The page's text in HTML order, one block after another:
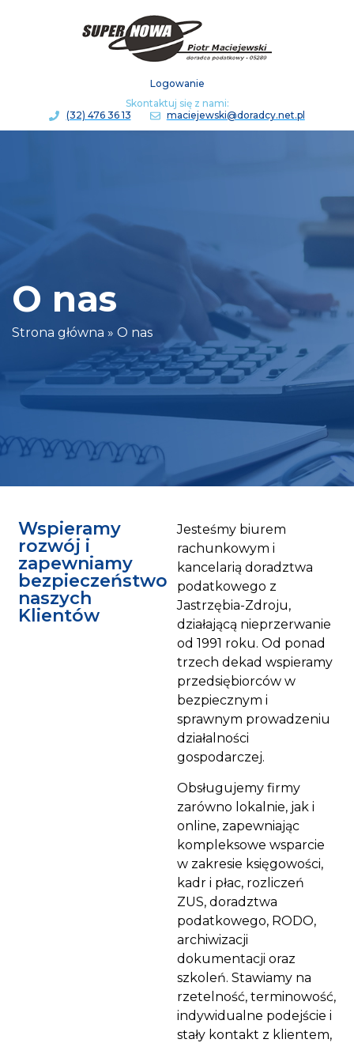
Logowanie
Skontaktuj się z nami:
(32) 476 36 13
maciejewski@doradcy.net.pl
O nas
Strona główna » O nas
Wspieramy
rozwój i
zapewniamy
bezpieczeństwo
naszych
Klientów
Jesteśmy biurem
rachunkowym i
kancelarią doradztwa
podatkowego z
Jastrzębia-Zdroju,
działającą nieprzerwanie
od 1991 roku. Od ponad
trzech dekad wspieramy
przedsiębiorców w
bezpiecznym i
sprawnym prowadzeniu
działalności
gospodarczej.
Obsługujemy firmy
zarówno lokalnie, jak i
online, zapewniając
kompleksowe wsparcie
w zakresie księgowości,
kadr i płac, rozliczeń
ZUS, doradztwa
podatkowego, RODO,
archiwizacji
dokumentacji oraz
szkoleń. Stawiamy na
rzetelność, terminowość,
indywidualne podejście i
stały kontakt z klientem,